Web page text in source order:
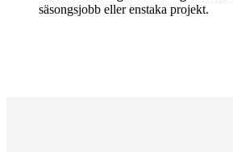
säsongsjobb eller enstaka projekt.